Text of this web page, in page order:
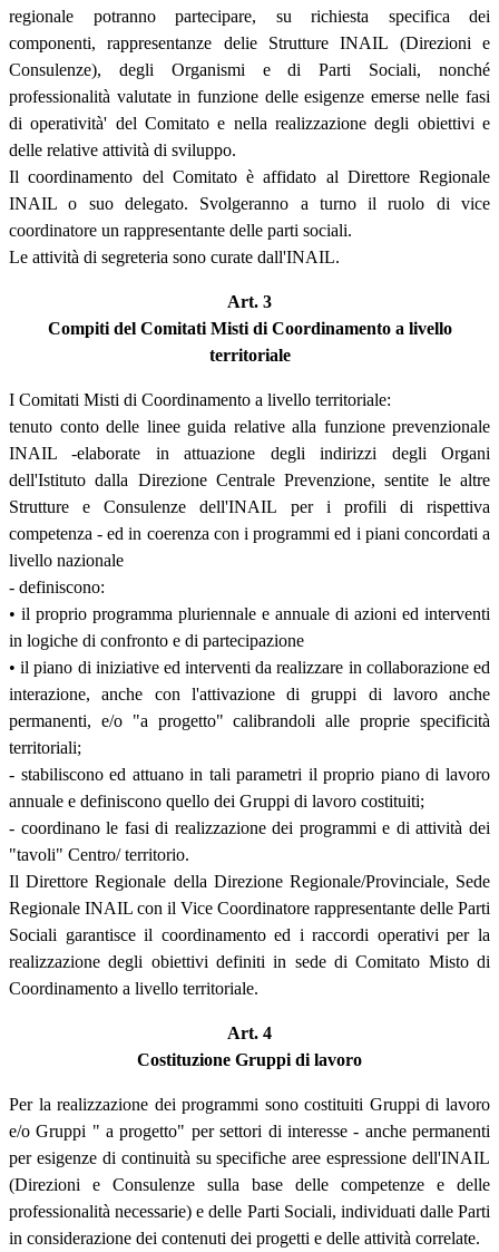
regionale potranno partecipare, su richiesta specifica dei
componenti, rappresentanze delie Strutture INAIL (Direzioni e
Consulenze), degli Organismi e di Parti Sociali, nonché
professionalità valutate in funzione delle esigenze emerse nelle fasi
di operatività' del Comitato e nella realizzazione degli obiettivi e
delle relative attività di sviluppo.
Il coordinamento del Comitato è affidato al Direttore Regionale
INAIL o suo delegato. Svolgeranno a turno il ruolo di vice
coordinatore un rappresentante delle parti sociali.
Le attività di segreteria sono curate dall'INAIL.
Art. 3
Compiti del Comitati Misti di Coordinamento a livello
territoriale
I Comitati Misti di Coordinamento a livello territoriale:
tenuto conto delle linee guida relative alla funzione prevenzionale
INAIL -elaborate in attuazione degli indirizzi degli Organi
dell'Istituto dalla Direzione Centrale Prevenzione, sentite le altre
Strutture e Consulenze dell'INAIL per i profili di rispettiva
competenza - ed in coerenza con i programmi ed i piani concordati a
livello nazionale
- definiscono:
• il proprio programma pluriennale e annuale di azioni ed interventi
in logiche di confronto e di partecipazione
• il piano di iniziative ed interventi da realizzare in collaborazione ed
interazione, anche con l'attivazione di gruppi di lavoro anche
permanenti, e/o "a progetto" calibrandoli alle proprie specificità
territoriali;
- stabiliscono ed attuano in tali parametri il proprio piano di lavoro
annuale e definiscono quello dei Gruppi di lavoro costituiti;
- coordinano le fasi di realizzazione dei programmi e di attività dei
"tavoli" Centro/ territorio.
Il Direttore Regionale della Direzione Regionale/Provinciale, Sede
Regionale INAIL con il Vice Coordinatore rappresentante delle Parti
Sociali garantisce il coordinamento ed i raccordi operativi per la
realizzazione degli obiettivi definiti in sede di Comitato Misto di
Coordinamento a livello territoriale.
Art. 4
Costituzione Gruppi di lavoro
Per la realizzazione dei programmi sono costituiti Gruppi di lavoro
e/o Gruppi " a progetto" per settori di interesse - anche permanenti
per esigenze di continuità su specifiche aree espressione dell'INAIL
(Direzioni e Consulenze sulla base delle competenze e delle
professionalità necessarie) e delle Parti Sociali, individuati dalle Parti
in considerazione dei contenuti dei progetti e delle attività correlate.